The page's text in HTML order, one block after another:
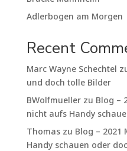
Adlerbogen am Morgen
Recent
Marc Wayne Schechtel
und doch tolle Bilder
BWolfmuellerzu Blog –
nicht aufs Handy
Thomaszu Blog – 2021
Handy schauen oder